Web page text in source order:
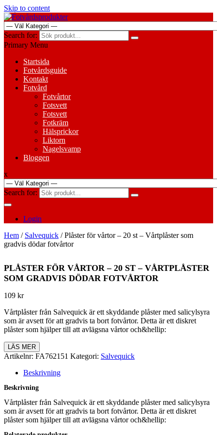
Skip to content
Search for:
Primary Menu
Startsida
Fotvårdsguide
Kontakt
Fotvård
Fotvårtor
Fotsvett
Fotsvett
Fotkräm
Hälsprickor
Liktorn
Nagelsvamp
Bloggen
x
Search for:
Login
Hem / Salvequick / Plåster för vårtor – 20 st – Vårtplåster som
gradvis dödar fotvårtor
PLÅSTER FÖR VÅRTOR – 20 ST – VÅRTPLÅSTER
SOM GRADVIS DÖDAR FOTVÅRTOR
109 kr
Vårtplåster från Salvequick är ett skyddande plåster med salicylsyra
som är avsett för att gradvis ta bort fotvårtor. Detta är ett diskret
plåster som hjälper till att avlägsna vårtor och&hellip:
LÄS MER
Artikelnr: FA762151 Kategori: Salvequick
Beskrivning
Beskrivning
Vårtplåster från Salvequick är ett skyddande plåster med salicylsyra
som är avsett för att gradvis ta bort fotvårtor. Detta är ett diskret
plåster som hjälper till att avlägsna vårtor och&hellip: